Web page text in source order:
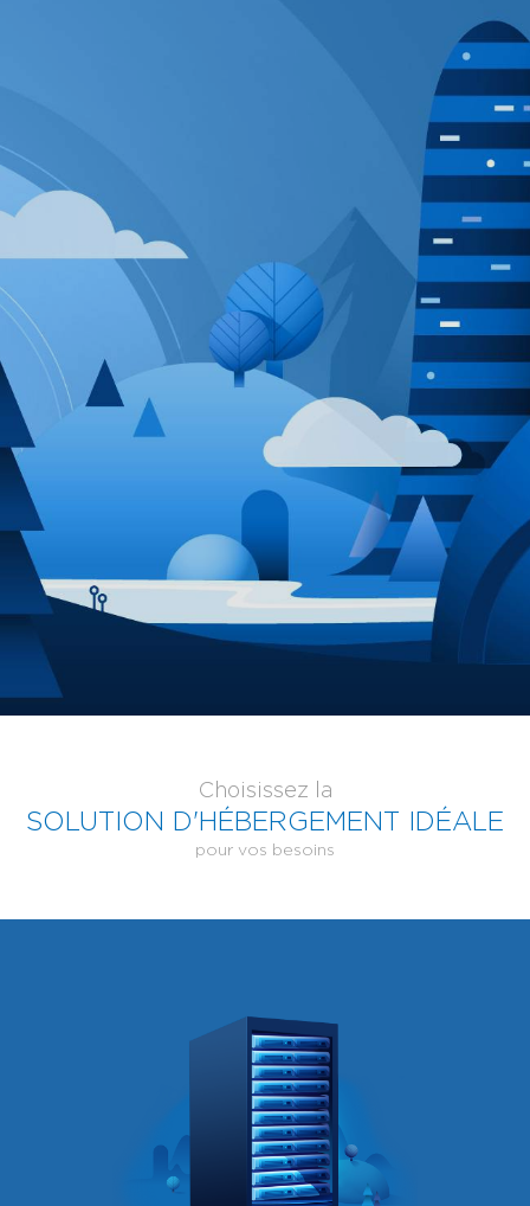
COMMENCER RAPIDEMENT : LANCEZ ET
UTILISEZ VOTRE SERVEUR EN 90 MINUTES
FONCTIONNALITÉS DU CLOUD D'ENTREPRISE
GLOBOTECH >
CONVENTIONS GLOBOTECH SUR LES NIVEAUX DE
SERVICE >
GESTION DES SERVEURS >
PROTECTION DDOS >
MIGRATION DES DONNÉES >
Choisissez la
SOLUTION D'HÉBERGEMENT IDÉALE
pour vos besoins